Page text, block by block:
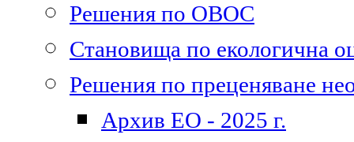
Решения по ОВОС
Становища по екологична
Решения по преценяване
Архив ЕО - 2025 г.